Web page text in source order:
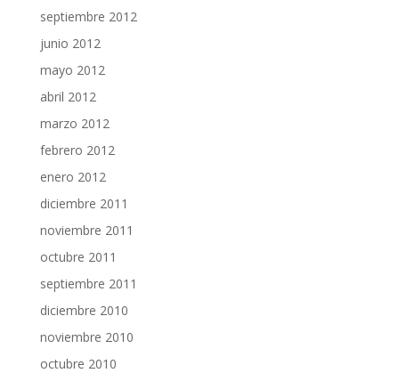
septiembre 2012
junio 2012
mayo 2012
abril 2012
marzo 2012
febrero 2012
enero 2012
diciembre 2011
noviembre 2011
octubre 2011
septiembre 2011
diciembre 2010
noviembre 2010
octubre 2010